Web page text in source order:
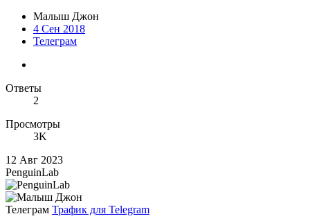
Малыш Джон
4 Сен 2018
Телеграм
Ответы
2
Просмотры
3K
12 Авг 2023
PenguinLab
Телеграм Трафик для Telegram